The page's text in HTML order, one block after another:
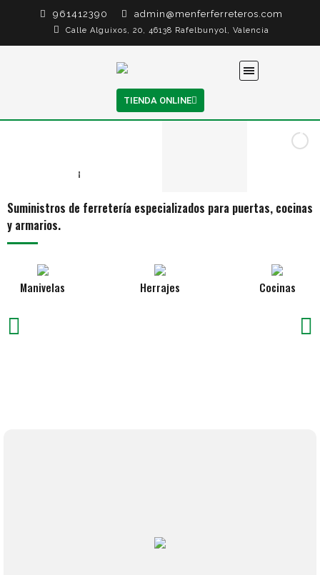
961412390 admin@menferferreteros.com
Calle Alguixos, 20, 46138 Rafelbunyol, Valencia
TIENDA ONLINE
Manivelas
COMPRAR
Suministros de ferretería especializados para puertas, cocinas
y armarios.
Manivelas Herrajes Cocinas